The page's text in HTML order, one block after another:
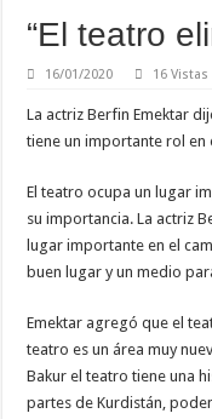
Transformar el proceso de
“La creencia de que Irán se
“La ley marco solo podrá
En el umbral de la solución
“El teatro
16/01/2020 16 Vistas
La actriz Berfin Emektar
tiene un importante rol
El teatro ocupa un lugar
su importancia. La actriz
lugar importante en el
buen lugar y un medio
Emektar agregó que el
teatro es un área muy
Bakur el teatro tiene una
partes de Kurdistán,